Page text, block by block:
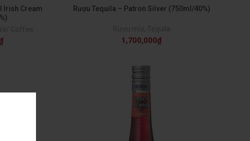
Irish Cream
Rượu Tequila – Patron Silver (750ml/40%)
1,700,000₫